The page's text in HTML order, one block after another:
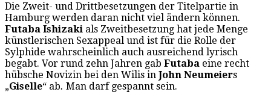
Die Zweit- und Drittbesetzungen der Titelpartie in
Hamburg werden daran nicht viel ändern können.
Futaba Ishizaki als Zweitbesetzung hat jede Menge
künstlerischen Sexappeal und ist für die Rolle der
Sylphide wahrscheinlich auch ausreichend lyrisch
begabt. Vor rund zehn Jahren gab Futaba eine recht
hübsche Novizin bei den Wilis in John Neumeiers
„Giselle“ ab. Man darf gespannt sein.